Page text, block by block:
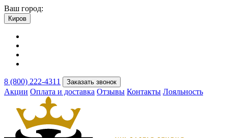
Ваш город:
Киров
8 (800) 222-4311 Заказать звонок
Акции Оплата и доставка Отзывы Контакты Лояльность